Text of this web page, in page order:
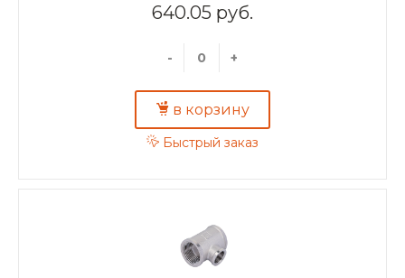
640.05 руб.
- +
в корзину
Быстрый заказ